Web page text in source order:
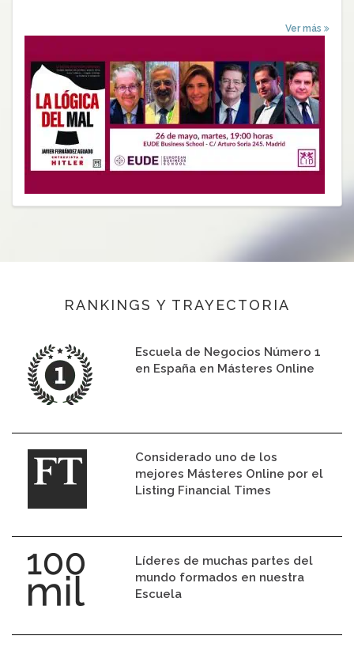
Ver más
RANKINGS Y TRAYECTORIA
Escuela de Negocios Número 1
en España en Másteres Online
Considerado uno de los
mejores Másteres Online por el
Listing Financial Times
Líderes de muchas partes del
mundo formados en nuestra
Escuela